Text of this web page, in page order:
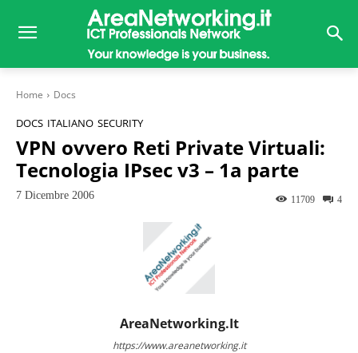
Home Docs
DOCS ITALIANO SECURITY
VPN ovvero Reti Private Virtuali:
Tecnologia IPsec v3 – 1a parte
7 Dicembre 2006 4
11709
AreaNetworking.it
https://www.areanetworking.it